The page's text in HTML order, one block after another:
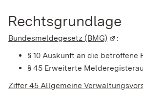
Rechtsgrundlage
Bundesmeldegesetz (BMG) (Wird in
:
§ 10 Auskunft an die betroffene
§ 45 Erweiterte
Ziffer 45 Allgemeine